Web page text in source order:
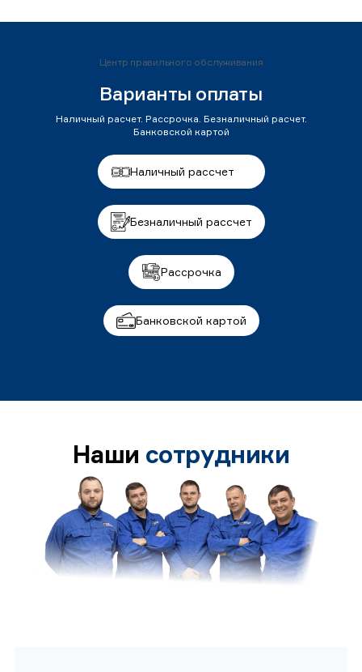
Центр правильного обслуживания
Варианты оплаты
Наличный расчет. Рассрочка. Безналичный расчет.
Банковской картой
Наличный рассчет
Безналичный рассчет
Рассрочка
Банковской картой
Наши сотрудники